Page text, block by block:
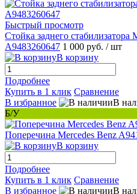
Быстрый просмотр
Стойка заднего стабилизатора
A9483260647 1 000 руб. / шт
В корзину
Подробнее
Купить в 1 клик Сравнение
В избранное
В
Б/У
Поперечина Mercedes Benz
В корзину
Подробнее
Купить в 1 клик Сравнение
В избранное
В